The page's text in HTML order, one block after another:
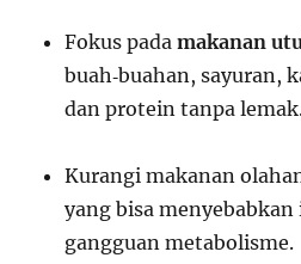
Fokus padamakanan
buah‑buahan, sayuran,
dan protein tanpa
Kurangi makanan
yang bisa
gangguan metabolisme.